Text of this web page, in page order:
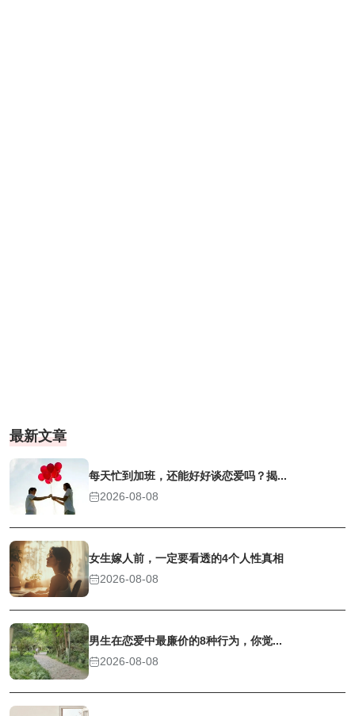
最新文章
每天忙到加班，还能好好谈恋爱吗？揭...
2026-08-08
女生嫁人前，一定要看透的4个人性真相
2026-08-08
男生在恋爱中最廉价的8种行为，你觉...
2026-08-08